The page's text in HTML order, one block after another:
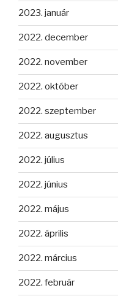
2023. január
2022. december
2022. november
2022. október
2022. szeptember
2022. augusztus
2022. július
2022. június
2022. május
2022. április
2022. március
2022. február